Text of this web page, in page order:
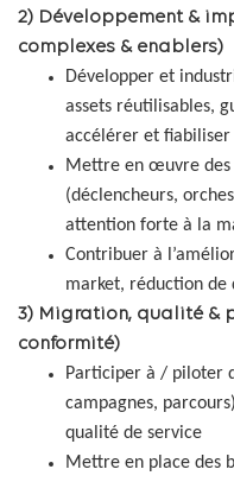
2) Développement &
complexes & enablers)
Développer et
assets réutilisables,
accélérer et
Mettre en œuvre des
(déclencheurs,
attention forte à la
Contribuer à
market, réduction de
3) Migration, qualité &
conformité)
Participer à / piloter
campagnes,
qualité de service
Mettre en place des